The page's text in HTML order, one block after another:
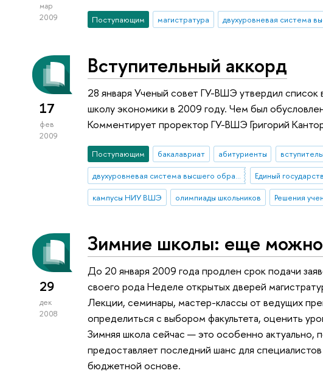
мар
2009
Поступающим магистратура
17
фев
2009
Вступительный аккорд
28 января Ученый совет ГУ-ВШЭ утвердил список
школу экономики в 2009 году. Чем был
Комментирует проректор ГУ-ВШЭ Григорий
Поступающим бакалавриат абитуриенты
двухуровневая система высшего образования
Единый
кампусы НИУ ВШЭ
олимпиады школьников Решения
29
дек
2008
Зимние школы: еще можно
До 20 января 2009 года продлен срок подачи
своего рода Неделе открытых дверей
Лекции, семинары, мастер-классы от ведущих
определиться с выбором факультета, оценить
Зимняя школа сейчас — это особенно актуально,
предоставляет последний шанс для
бюджетной основе.